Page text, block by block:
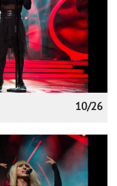
10/26